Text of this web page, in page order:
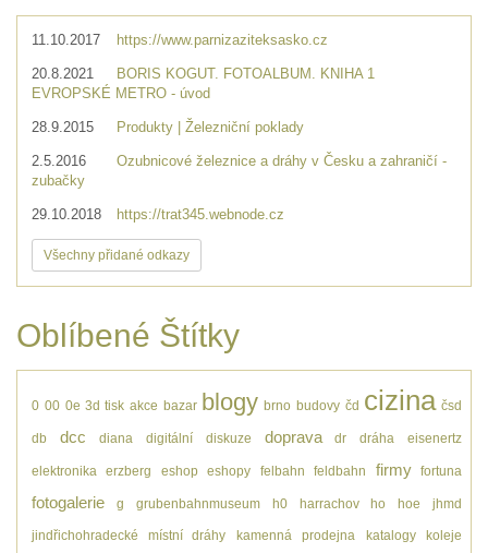
11.10.2017 https://www.parnizaziteksasko.cz
20.8.2021
BORIS KOGUT. FOTOALBUM. KNIHA 1
EVROPSKÉ METRO - úvod
28.9.2015 Produkty | Železniční poklady
2.5.2016
Ozubnicové železnice a dráhy v Česku a zahraničí -
zubačky
29.10.2018 https://trat345.webnode.cz
Všechny přidané odkazy
Oblíbené Štítky
0 00 0e 3d tisk akce bazar blogy brno budovy čd cizina čsd
db dcc diana digitální diskuze doprava dr dráha eisenertz
elektronika erzberg eshop eshopy felbahn feldbahn firmy fortuna
fotogalerie g grubenbahnmuseum h0 harrachov ho hoe jhmd
jindřichohradecké místní dráhy kamenná prodejna katalogy koleje